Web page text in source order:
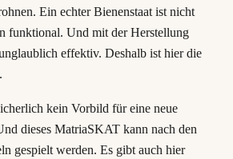
Ein echter Bienenstaat ist nicht
funktional. Und mit der Herstellung
effektiv. Deshalb ist hier die
kein Vorbild für eine neue
dieses MatriaSKAT kann nach den
gespielt werden. Es gibt auch hier